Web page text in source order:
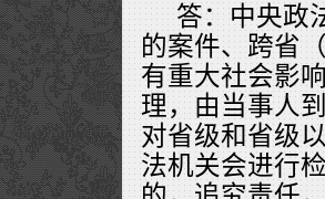
答：中央政
的案件、跨省
有重大社会影
理，由当事人
对省级和省级
法机关会进行